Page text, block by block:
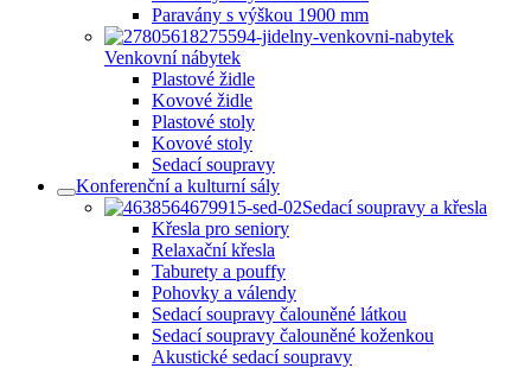
Paravány s výškou 1900 mm
Venkovní nábytek
Plastové židle
Kovové židle
Plastové stoly
Kovové stoly
Sedací soupravy
Konferenční a kulturní sály
Sedací soupravy a křesla
Křesla pro seniory
Relaxační křesla
Taburety a pouffy
Pohovky a válendy
Sedací soupravy čalouněné látkou
Sedací soupravy čalouněné koženkou
Akustické sedací soupravy